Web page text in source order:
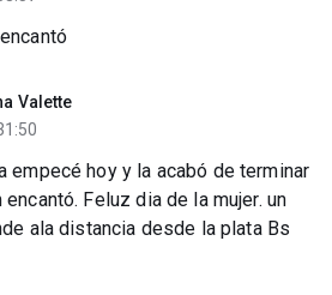
Valette
empecé hoy y la acabó de terminar
Feluz dia de la mujer. un
ala distancia desde la plata Bs